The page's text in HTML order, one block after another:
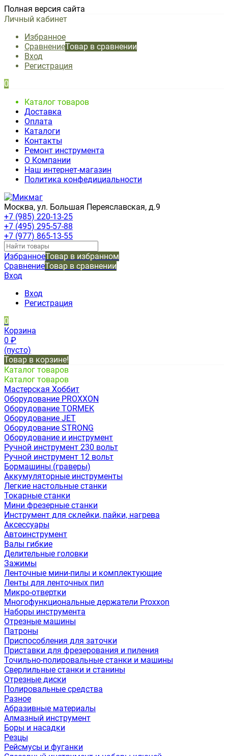
Полная версия сайта
Личный кабинет
Избранное
СравнениеТовар в сравнении
Вход
Регистрация
0
Каталог товаров
Доставка
Оплата
Каталоги
Контакты
Ремонт инструмента
О Компании
Наш интернет-магазин
Политика конфедициальности
Москва, ул. Большая Переяславская, д.9
+7 (985) 220-13-25
+7 (495) 295-57-88
+7 (977) 865-13-55
ИзбранноеТовар в избранном
СравнениеТовар в сравнении
Вход
Вход
Регистрация
0
Корзина
0 ₽
(пусто)
Товар в корзине!
Каталог товаров
Каталог товаров
Мастерская Хоббит
Оборудование PROXXON
Оборудование TORMEK
Оборудование JET
Оборудование STRONG
Оборудование и инструмент
Ручной инструмент 230 вольт
Ручной инструмент 12 вольт
Бормашины (граверы)
Аккумуляторные инструменты
Легкие настольные станки
Токарные станки
Мини фрезерные станки
Инструмент для склейки, пайки, нагрева
Аксессуары
Автоинструмент
Валы гибкие
Делительные головки
Зажимы
Ленточные мини-пилы и комплектующие
Ленты для ленточных пил
Микро-отвертки
Многофункциональные держатели Proxxon
Наборы инструмента
Отрезные машины
Патроны
Приспособления для заточки
Приставки для фрезерования и пиления
Точильно-полировальные станки и машины
Сверлильные станки и станины
Отрезные диски
Полировальные средства
Разное
Абразивные материалы
Алмазный инструмент
Боры и насадки
Резцы
Рейсмусы и фуганки